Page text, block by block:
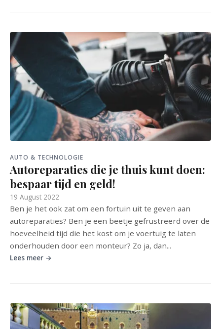
AUTO & TECHNOLOGIE
Autoreparaties die je thuis kunt doen:
bespaar tijd en geld!
19 August 2022
Ben je het ook zat om een fortuin uit te geven aan
autoreparaties? Ben je een beetje gefrustreerd over de
hoeveelheid tijd die het kost om je voertuig te laten
onderhouden door een monteur? Zo ja, dan...
Lees meer →